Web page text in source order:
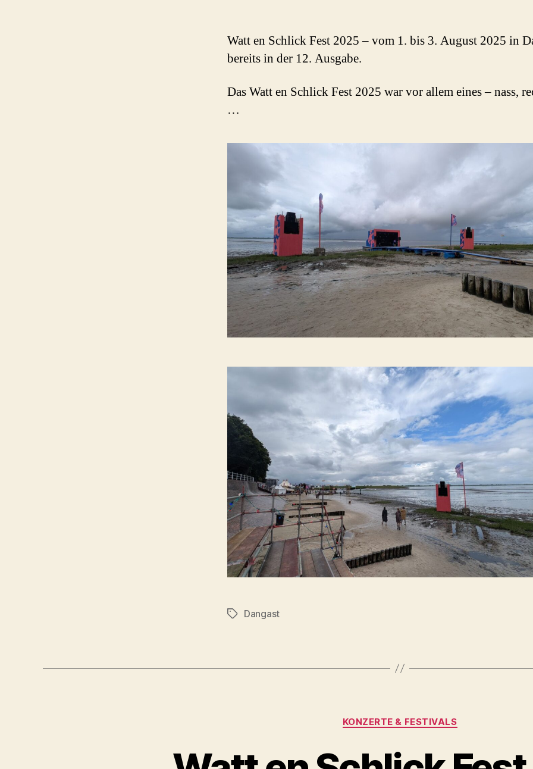
Watt en Schlick Fest 2025 – vom 1. bis 3. August 2025 in
bereits in der 12. Ausgabe.
Das Watt en Schlick Fest 2025 war vor allem eines – nass,
…
Schlagwörter
Dangast
Kategorien
KONZERTE & FESTIVALS